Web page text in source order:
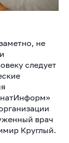
не
следует
врач
Круглый.